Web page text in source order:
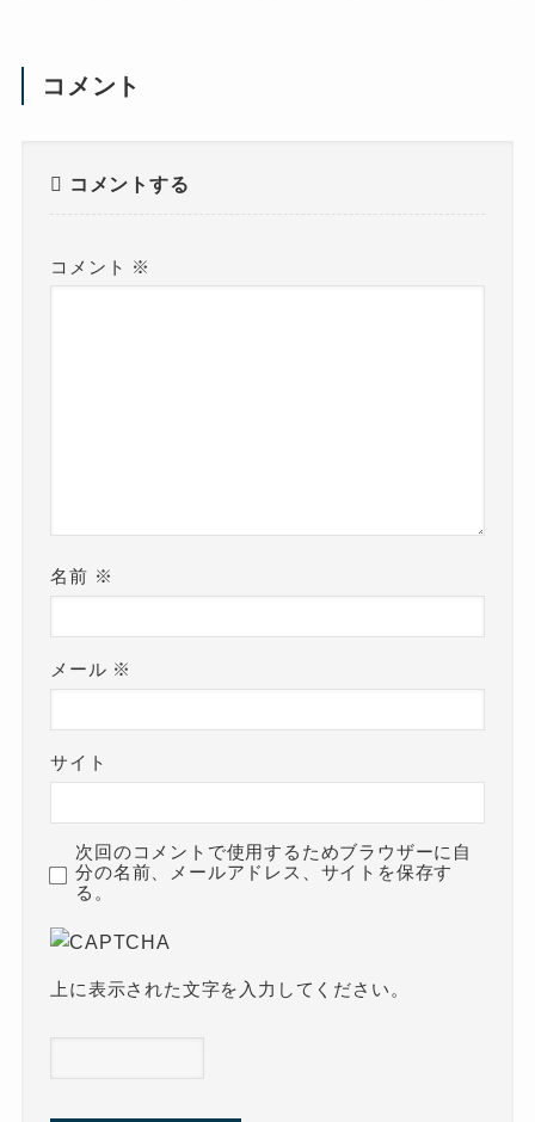
コメント
コメントする
コメント ※
名前 ※
メール ※
サイト
次回のコメントで使用するためブラウザーに自
分の名前、メールアドレス、サイトを保存す
る。
上に表示された文字を入力してください。